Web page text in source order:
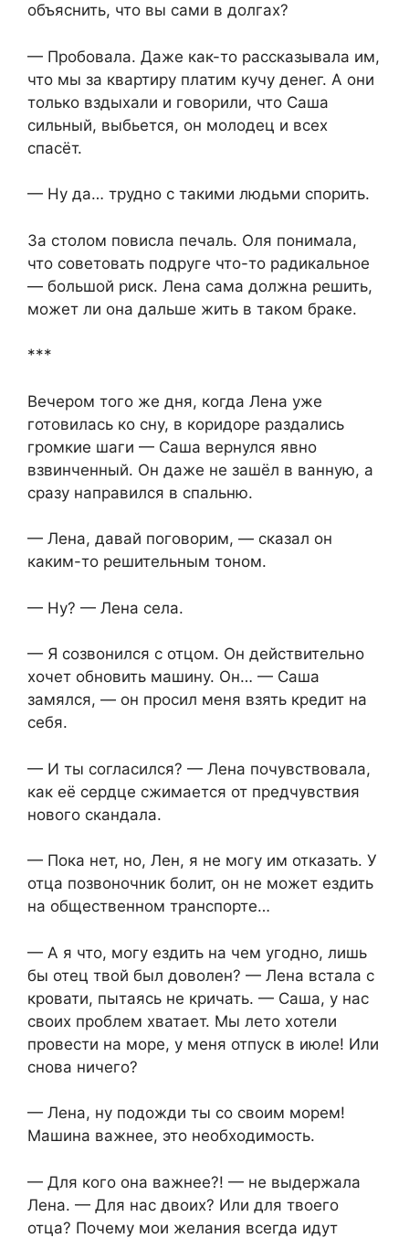
объяснить, что вы сами в долгах?
— Пробовала. Даже как-то рассказывала им,
что мы за квартиру платим кучу денег. А они
только вздыхали и говорили, что Саша
сильный, выбьется, он молодец и всех
спасёт.
— Ну да… трудно с такими людьми спорить.
За столом повисла печаль. Оля понимала,
что советовать подруге что-то радикальное
— большой риск. Лена сама должна решить,
может ли она дальше жить в таком браке.
***
Вечером того же дня, когда Лена уже
готовилась ко сну, в коридоре раздались
громкие шаги — Саша вернулся явно
взвинченный. Он даже не зашёл в ванную, а
сразу направился в спальню.
— Лена, давай поговорим, — сказал он
каким-то решительным тоном.
— Ну? — Лена села.
— Я созвонился с отцом. Он действительно
хочет обновить машину. Он… — Саша
замялся, — он просил меня взять кредит на
себя.
— И ты согласился? — Лена почувствовала,
как её сердце сжимается от предчувствия
нового скандала.
— Пока нет, но, Лен, я не могу им отказать. У
отца позвоночник болит, он не может ездить
на общественном транспорте…
— А я что, могу ездить на чем угодно, лишь
бы отец твой был доволен? — Лена встала с
кровати, пытаясь не кричать. — Саша, у нас
своих проблем хватает. Мы лето хотели
провести на море, у меня отпуск в июле! Или
снова ничего?
— Лена, ну подожди ты со своим морем!
Машина важнее, это необходимость.
— Для кого она важнее?! — не выдержала
Лена. — Для нас двоих? Или для твоего
отца? Почему мои желания всегда идут